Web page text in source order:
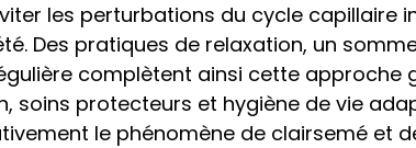
les perturbations du cycle capillaire
Des pratiques de relaxation, un
complètent ainsi cette approche
soins protecteurs et hygiène de vie
le phénomène de clairsemé et